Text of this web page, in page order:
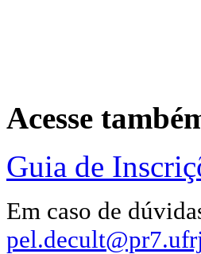
Acesse
Guia de
Em caso de